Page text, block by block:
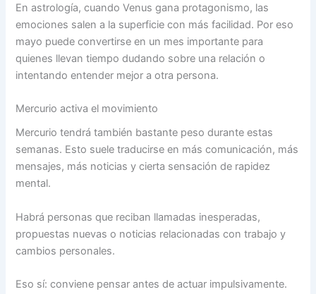
En astrología, cuando Venus gana protagonismo, las
emociones salen a la superficie con más facilidad. Por eso
mayo puede convertirse en un mes importante para
quienes llevan tiempo dudando sobre una relación o
intentando entender mejor a otra persona.
Mercurio activa el movimiento
Mercurio tendrá también bastante peso durante estas
semanas. Esto suele traducirse en más comunicación, más
mensajes, más noticias y cierta sensación de rapidez
mental.
Habrá personas que reciban llamadas inesperadas,
propuestas nuevas o noticias relacionadas con trabajo y
cambios personales.
Eso sí: conviene pensar antes de actuar impulsivamente.